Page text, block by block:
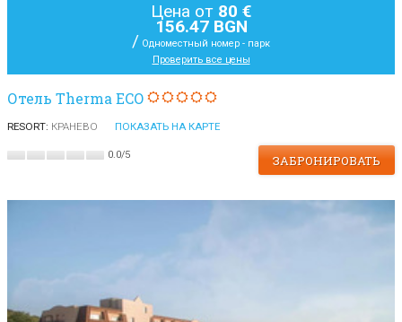
Цена от 80 €
156.47 BGN
/ Одноместный номер - парк
Проверить все цены
Отель Therma ECO
RESORT: КРАНЕВО ПОКАЗАТЬ НА КАРТЕ
ЗАБРОНИРОВАТЬ
0.0/5